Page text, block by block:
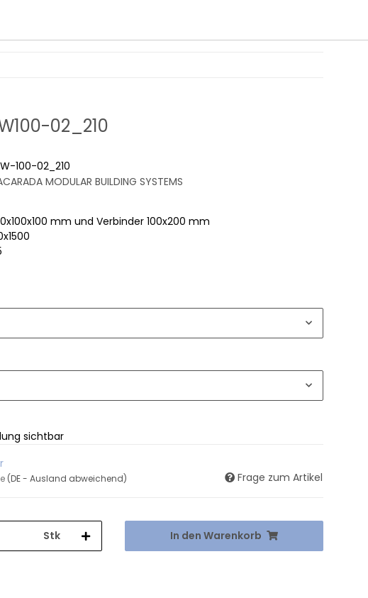
02_210
100-02_210
MODULAR BUILDING SYSTEMS
mm und Verbinder 100x200 mm
sichtbar
(DE - Ausland abweichend) Frage zum Artikel
Stk In den Warenkorb